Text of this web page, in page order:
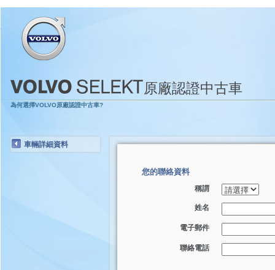
原廠認證中古車
為何選擇VOLVO原廠認證中古車?
車輛詳細資料
您的聯絡資料
稱謂
姓名
電子郵件
聯絡電話